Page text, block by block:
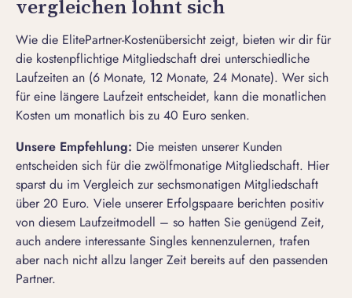
vergleichen lohnt sich
Wie die ElitePartner-Kostenübersicht zeigt, bieten wir dir für
die kostenpflichtige Mitgliedschaft drei unterschiedliche
Laufzeiten an (6 Monate, 12 Monate, 24 Monate). Wer sich
für eine längere Laufzeit entscheidet, kann die monatlichen
Kosten um monatlich bis zu 40 Euro senken.
Unsere Empfehlung: Die meisten unserer Kunden
entscheiden sich für die zwölfmonatige Mitgliedschaft. Hier
sparst du im Vergleich zur sechsmonatigen Mitgliedschaft
über 20 Euro. Viele unserer Erfolgspaare berichten positiv
von diesem Laufzeitmodell – so hatten Sie genügend Zeit,
auch andere interessante Singles kennenzulernen, trafen
aber nach nicht allzu langer Zeit bereits auf den passenden
Partner.